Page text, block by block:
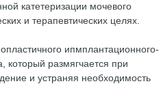
катетеризации мочевого
и терапевтических целях.
ипмплантационного-
который размягчается при
и устраняя необходимость